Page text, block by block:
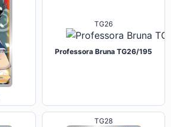
TG26
Professora Bruna TG26/195
TG28